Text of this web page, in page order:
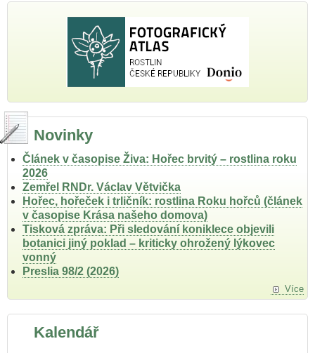
Novinky
Článek v časopise Živa: Hořec brvitý – rostlina roku
2026
Zemřel RNDr. Václav Větvička
Hořec, hořeček i trličník: rostlina Roku hořců (článek
v časopise Krása našeho domova)
Tisková zpráva: Při sledování koniklece objevili
botanici jiný poklad – kriticky ohrožený lýkovec
vonný
Preslia 98/2 (2026)
Více
Kalendář